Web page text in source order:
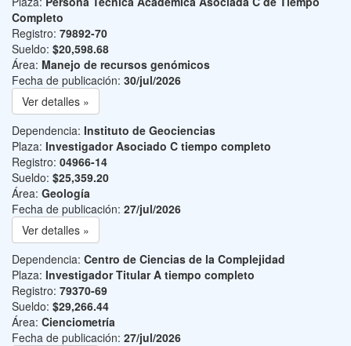
Completo
Registro: 79892-70
Sueldo: $20,598.68
Área: Manejo de recursos genómicos
Fecha de publicación: 30/jul/2026
Ver detalles »
Dependencia: Instituto de Geociencias
Plaza: Investigador Asociado C tiempo completo
Registro: 04966-14
Sueldo: $25,359.20
Área: Geología
Fecha de publicación: 27/jul/2026
Ver detalles »
Dependencia: Centro de Ciencias de la Complejidad
Plaza: Investigador Titular A tiempo completo
Registro: 79370-69
Sueldo: $29,266.44
Área: Cienciometría
Fecha de publicación: 27/jul/2026